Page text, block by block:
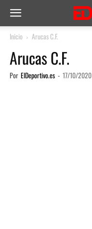
Inicio Arucas C.F.
Arucas C.F.
Por ElDeportivo.es - 17/10/2020